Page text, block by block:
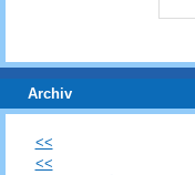
Archiv
<<
<<